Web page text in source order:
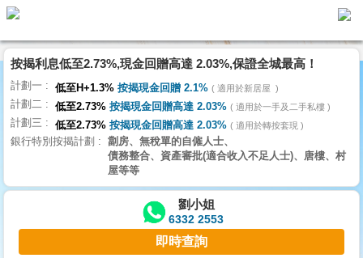
代
理
主
頁
搵
樓/
交
業
主
按揭利息低至2.73%,現金回贈高達 2.03%,保證全城最高！
計劃一 低至H+1.3% 按揭現金回贈 2.1% 適用於新居屋
計劃二 低至2.73% 按揭現金回贈高達 2.03% 適用於一手及二手私樓
計劃三 低至2.73% 按揭現金回贈高達 2.03% 適用於轉按套現
銀行特別按揭計劃
劏房、無稅單的自僱人士、
債務整合、資產審批(適合收入不足人士)、唐樓、村
屋等等
劉小姐
6332 2553
即時查詢